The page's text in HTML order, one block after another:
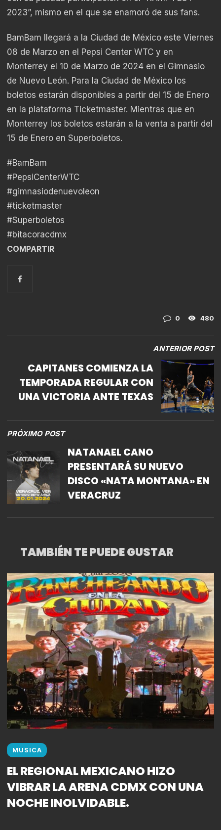
2023”, mismo en el que se enamoró de sus fans.
BamBam llegará a la Ciudad de México este Viernes
08 de Marzo en el Pepsi Center WTC y en
Monterrey el 10 de Marzo de 2024 en el Gimnasio
de Nuevo León. Para la Ciudad de México los
boletos estarán disponibles a partir del 15 de Enero
en la plataforma Ticketmaster. Mientras que en
Monterrey los boletos estarán a la venta a partir del
15 de Enero en Superboletos.
#BamBam
#PepsiCenterWTC
#gimnasiodenuevoleon
#ticketmaster
#Superboletos
#bitacoracdmx
COMPARTIR
0 480
ANTERIOR POST
CAPITANES COMIENZA LA
TEMPORADA REGULAR CON
UNA VICTORIA ANTE TEXAS
PRÓXIMO POST
NATANAEL CANO
PRESENTARÁ SU NUEVO
DISCO «NATA MONTANA» EN
VERACRUZ
TAMBIÉN TE PUEDE GUSTAR
MUSICA
EL REGIONAL MEXICANO HIZO
VIBRAR LA ARENA CDMX CON UNA
NOCHE INOLVIDABLE.